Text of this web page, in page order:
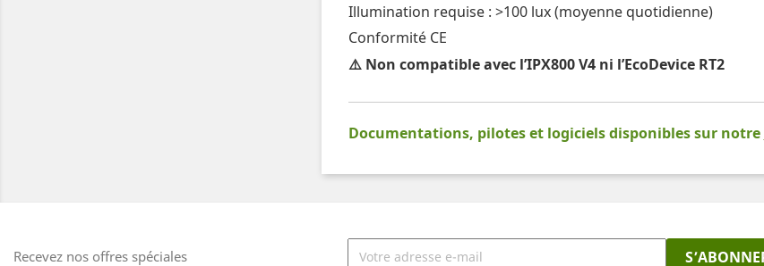
Illumination requise : >100 lux (moyenne quotidienne)
Conformité CE
⚠️ Non compatible avec l’IPX800 V4 ni l’EcoDevice RT2
Documentations, pilotes et logiciels disponibles sur notre
Recevez nos offres spéciales